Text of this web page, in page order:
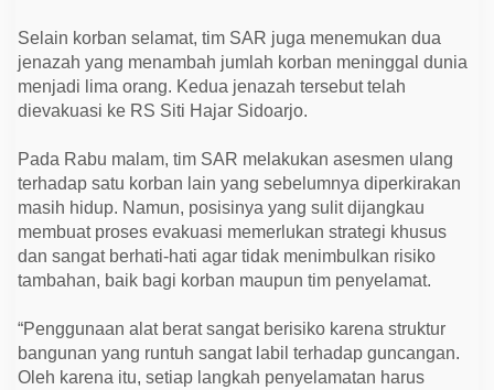
m
t
d
a
n
e
n
i
g
g
a
l
Selain korban selamat, tim SAR juga menemukan dua
jenazah yang menambah jumlah korban meninggal dunia
menjadi lima orang. Kedua jenazah tersebut telah
dievakuasi ke RS Siti Hajar Sidoarjo.
Pada Rabu malam, tim SAR melakukan asesmen ulang
terhadap satu korban lain yang sebelumnya diperkirakan
masih hidup. Namun, posisinya yang sulit dijangkau
membuat proses evakuasi memerlukan strategi khusus
dan sangat berhati-hati agar tidak menimbulkan risiko
tambahan, baik bagi korban maupun tim penyelamat.
“Penggunaan alat berat sangat berisiko karena struktur
bangunan yang runtuh sangat labil terhadap guncangan.
Oleh karena itu, setiap langkah penyelamatan harus